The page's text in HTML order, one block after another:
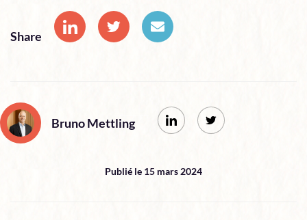
Share
Bruno Mettling
Publié le 15 mars 2024